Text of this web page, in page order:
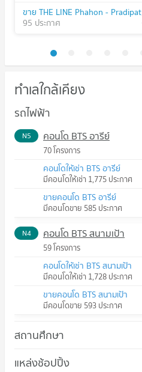
ขาย THE LINE Phahon - Pradipat
95 ประกาศ
ทำเลใกล้เคียง
รถไฟฟ้า
N5 คอนโด BTS อารีย์
70 โครงการ
คอนโดให้เช่า BTS อารีย์
มีคอนโดให้เช่า 1,775 ประกาศ
ขายคอนโด BTS อารีย์
มีคอนโดขาย 585 ประกาศ
N4 คอนโด BTS สนามเป้า
59 โครงการ
คอนโดให้เช่า BTS สนามเป้า
มีคอนโดให้เช่า 1,728 ประกาศ
ขายคอนโด BTS สนามเป้า
มีคอนโดขาย 593 ประกาศ
สถานศึกษา
คอนโด ม.สวนดุสิต
แหล่งช้อปปิ้ง